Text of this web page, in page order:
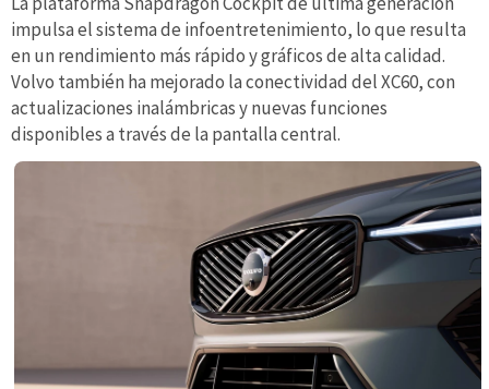
impulsa el sistema de infoentretenimiento, lo que resulta
en un rendimiento más rápido y gráficos de alta calidad.
Volvo también ha mejorado la conectividad del XC60, con
actualizaciones inalámbricas y nuevas funciones
disponibles a través de la pantalla central.